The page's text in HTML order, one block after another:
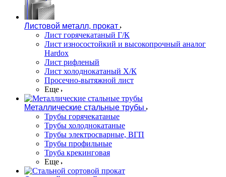
Листовой металл, прокат
Лист горячекатаный Г/К
Лист износостойкий и высокопрочный аналог
Hardox
Лист рифленый
Лист холоднокатаный Х/К
Просечно-вытяжной лист
Еще
Металлические стальные трубы
Трубы горячекатаные
Трубы холоднокатаные
Трубы электросварные, ВГП
Трубы профильные
Труба крекинговая
Еще